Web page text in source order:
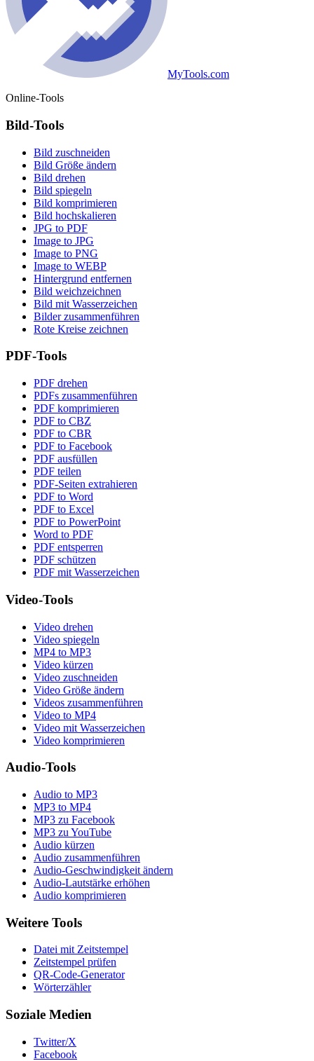
MyTools.com
Online-Tools
Bild-Tools
Bild zuschneiden
Bild Größe ändern
Bild drehen
Bild spiegeln
Bild komprimieren
Bild hochskalieren
JPG to PDF
Image to JPG
Image to PNG
Image to WEBP
Hintergrund entfernen
Bild weichzeichnen
Bild mit Wasserzeichen
Bilder zusammenführen
Rote Kreise zeichnen
PDF-Tools
PDF drehen
PDFs zusammenführen
PDF komprimieren
PDF to CBZ
PDF to CBR
PDF to Facebook
PDF ausfüllen
PDF teilen
PDF-Seiten extrahieren
PDF to Word
PDF to Excel
PDF to PowerPoint
Word to PDF
PDF entsperren
PDF schützen
PDF mit Wasserzeichen
Video-Tools
Video drehen
Video spiegeln
MP4 to MP3
Video kürzen
Video zuschneiden
Video Größe ändern
Videos zusammenführen
Video to MP4
Video mit Wasserzeichen
Video komprimieren
Audio-Tools
Audio to MP3
MP3 to MP4
MP3 zu Facebook
MP3 zu YouTube
Audio kürzen
Audio zusammenführen
Audio-Geschwindigkeit ändern
Audio-Lautstärke erhöhen
Audio komprimieren
Weitere Tools
Datei mit Zeitstempel
Zeitstempel prüfen
QR-Code-Generator
Wörterzähler
Soziale Medien
Twitter/X
Facebook